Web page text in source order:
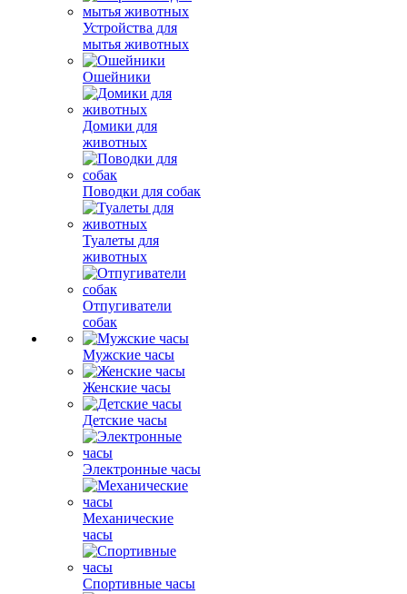
Устройства для
мытья животных
Ошейники
Домики для
животных
Поводки для собак
Туалеты для
животных
Отпугиватели
собак
Мужские часы
Женские часы
Детские часы
Электронные часы
Механические
часы
Спортивные часы